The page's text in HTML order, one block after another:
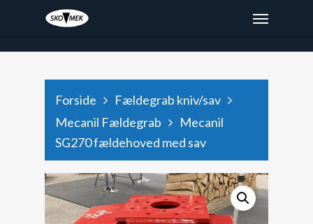
x9hjtod48depaee6987dyxg2k471rz
Forside
Fældegrab kniv/sav
Mecanil Fældegrab
Mecanil
SG270 fældehoved med sav